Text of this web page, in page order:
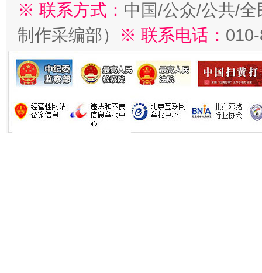
※ 联系方式： 中国/公众/公共/
制作采编部）
※ 联系电话：